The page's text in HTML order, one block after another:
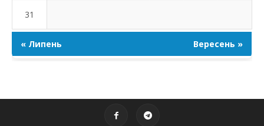
31
« Липень Вересень »